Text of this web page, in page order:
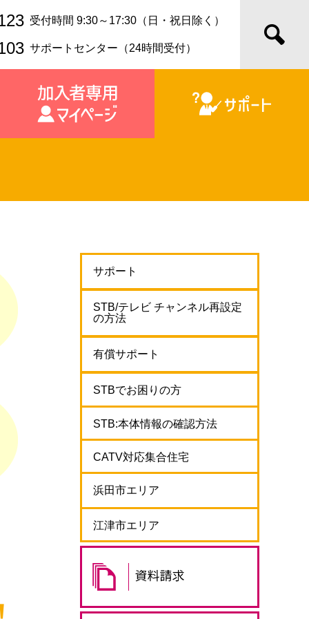
受付時間 9:30～17:30（日・祝日除く）
サポートセンター（24時間受付）
サポート
STB/テレビ チャンネル再設定
の方法
有償サポート
STBでお困りの方
STB:本体情報の確認方法
CATV対応集合住宅
浜田市エリア
江津市エリア